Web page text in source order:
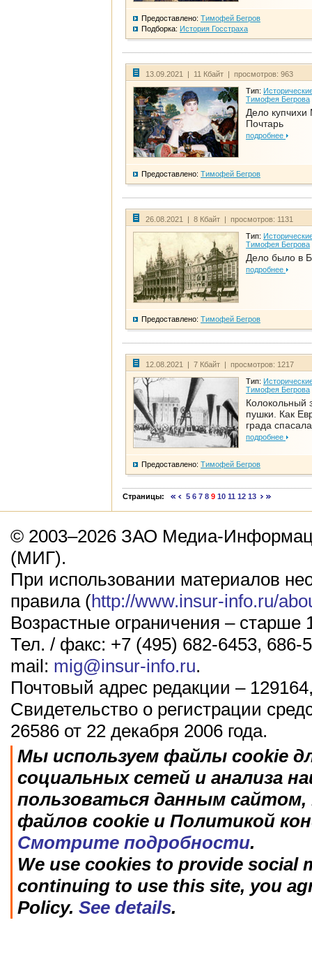
Предоставлено: Тимофей Бегров
Подборка: История Госстраха
13.09.2021 | 11 Кбайт | просмотров: 963
Тип:
Тимофея Бегрова
Дело
Почтарь
подробнее
Предоставлено: Тимофей Бегров
26.08.2021 | 8 Кбайт | просмотров: 1131
Тип:
Тимофея Бегрова
Дело было в
подробнее
Предоставлено: Тимофей Бегров
12.08.2021 | 7 Кбайт | просмотров: 1217
Тип:
Тимофея Бегрова
Колокольный
пушки. Как
града
подробнее
Предоставлено: Тимофей Бегров
Страницы: 5 6 7 8 9 10 11 12 13
© 2003–2026 ЗАО Медиа-
(МИГ).
При использовании материалов
правила (http://www.insur-info.ru/
Возрастные ограничения – старше
Тел. / факс: +7 (495) 682-6453, 686-
mail: mig@insur-info.ru.
Почтовый адрес редакции –
Свидетельство о регистрации
26586 от 22 декабря 2006 года.
Мы используем файлы cookie
социальных сетей и анализа
пользоваться данным
файлов cookie и Политикой
Смотрите подробности.
We use cookies to provide social
continuing to use this site, you
Policy. See details.